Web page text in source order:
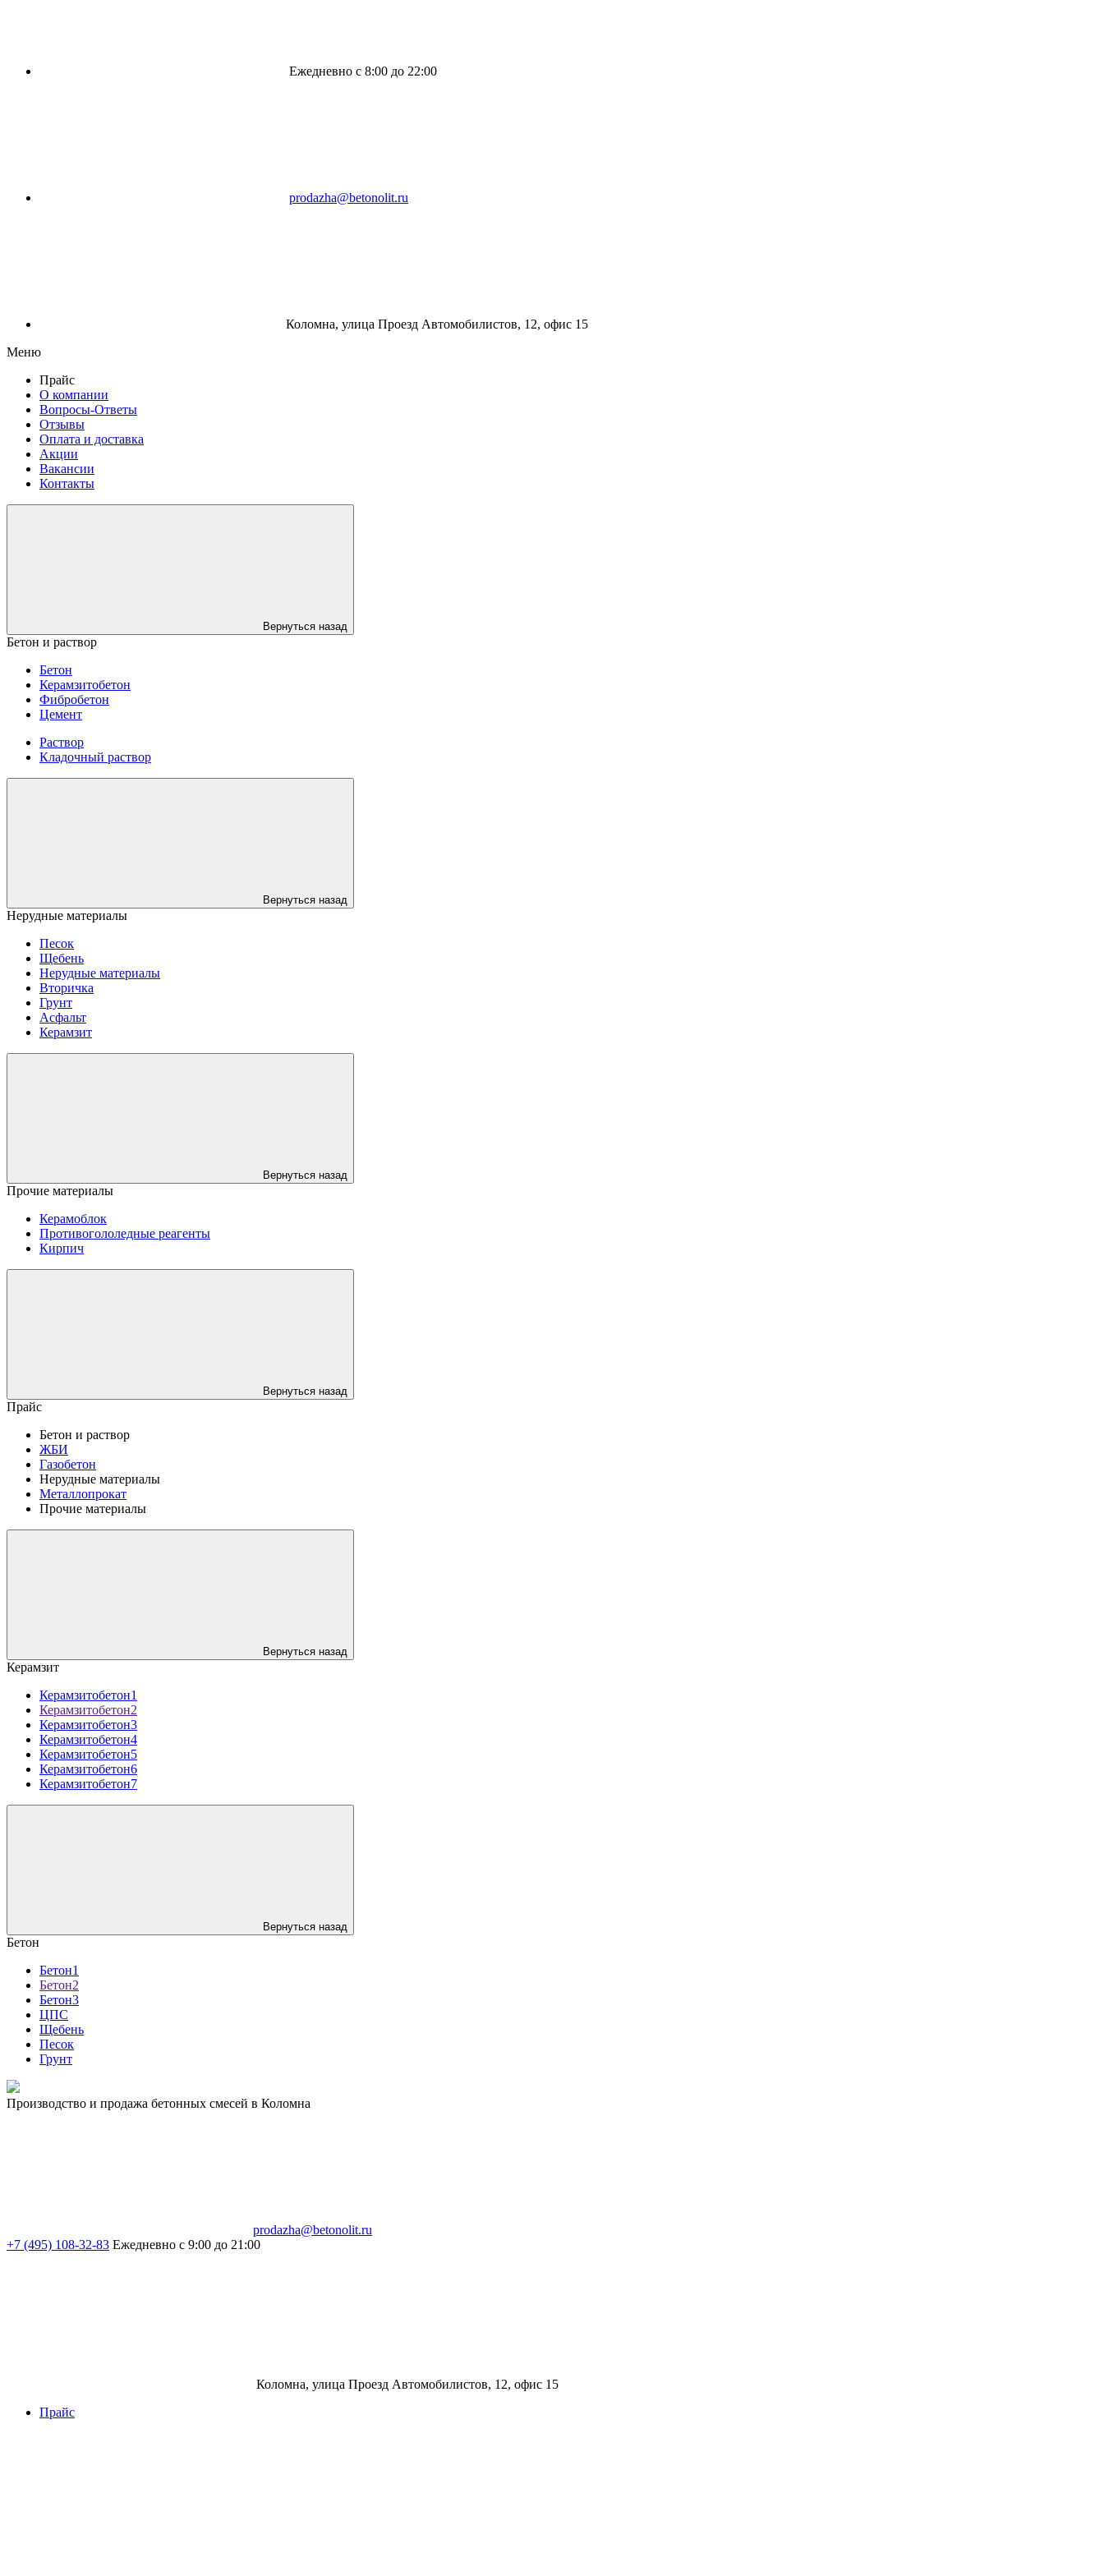
Ежедневно с 8:00 до 22:00
prodazha@betonolit.ru
Коломна, улица Проезд Автомобилистов, 12, офис 15
Меню
Прайс
О компании
Вопросы-Ответы
Отзывы
Оплата и доставка
Акции
Вакансии
Контакты
Вернуться назад
Бетон и раствор
Бетон
Керамзитобетон
Фибробетон
Цемент
Раствор
Кладочный раствор
Вернуться назад
Нерудные материалы
Песок
Щебень
Нерудные материалы
Вторичка
Грунт
Асфальт
Керамзит
Вернуться назад
Прочие материалы
Керамоблок
Противогололедные реагенты
Кирпич
Вернуться назад
Прайс
Бетон и раствор
ЖБИ
Газобетон
Нерудные материалы
Металлопрокат
Прочие материалы
Вернуться назад
Керамзит
Керамзитобетон1
Керамзитобетон2
Керамзитобетон3
Керамзитобетон4
Керамзитобетон5
Керамзитобетон6
Керамзитобетон7
Вернуться назад
Бетон
Бетон1
Бетон2
Бетон3
ЦПС
Щебень
Песок
Грунт
Производство и продажа бетонных смесей в Коломна
prodazha@betonolit.ru
+7 (495) 108-32-83 Ежедневно с 9:00 до 21:00
Коломна, улица Проезд Автомобилистов, 12, офис 15
Прайс